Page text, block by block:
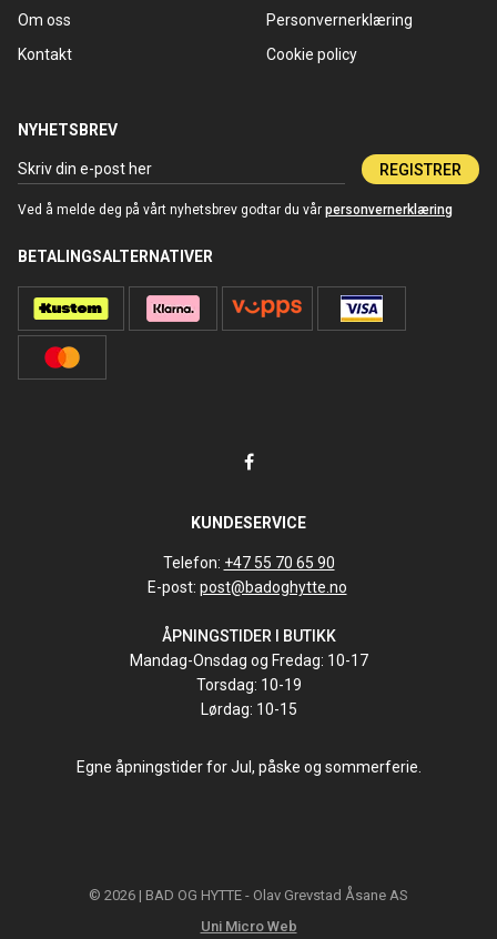
Om oss
Kontakt
Personvernerklæring
Cookie policy
NYHETSBREV
REGISTRER
Ved å melde deg på vårt nyhetsbrev godtar du vår personvernerklæring
BETALINGSALTERNATIVER
KUNDESERVICE
Telefon: +47 55 70 65 90
E-post: post@badoghytte.no
ÅPNINGSTIDER I BUTIKK
Mandag-Onsdag og Fredag: 10-17
Torsdag: 10-19
Lørdag: 10-15
Egne åpningstider for Jul, påske og sommerferie.
© 2026 | BAD OG HYTTE - Olav Grevstad Åsane AS
Uni Micro Web